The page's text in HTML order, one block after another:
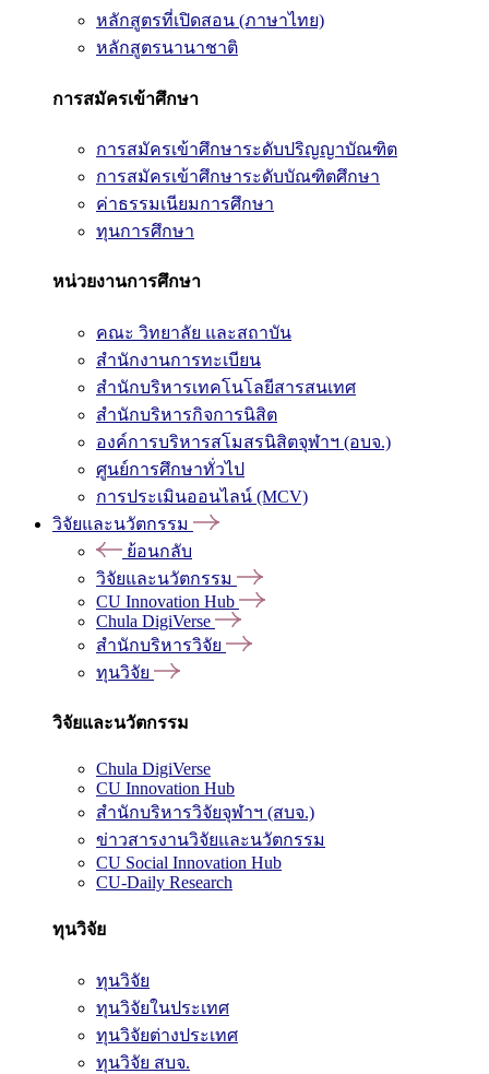
หลักสูตรที่เปิดสอน (ภาษาไทย)
หลักสูตรนานาชาติ
การสมัครเข้าศึกษา
การสมัครเข้าศึกษาระดับปริญญาบัณฑิต
การสมัครเข้าศึกษาระดับบัณฑิตศึกษา
ค่าธรรมเนียมการศึกษา
ทุนการศึกษา
หน่วยงานการศึกษา
คณะ วิทยาลัย และสถาบัน
สำนักงานการทะเบียน
สำนักบริหารเทคโนโลยีสารสนเทศ
สำนักบริหารกิจการนิสิต
องค์การบริหารสโมสรนิสิตจุฬาฯ (อบจ.)
ศูนย์การศึกษาทั่วไป
การประเมินออนไลน์ (MCV)
วิจัยและนวัตกรรม
ย้อนกลับ
วิจัยและนวัตกรรม
CU Innovation Hub
Chula DigiVerse
สำนักบริหารวิจัย
ทุนวิจัย
วิจัยและนวัตกรรม
Chula DigiVerse
CU Innovation Hub
สำนักบริหารวิจัยจุฬาฯ (สบจ.)
ข่าวสารงานวิจัยและนวัตกรรม
CU Social Innovation Hub
CU-Daily Research
ทุนวิจัย
ทุนวิจัย
ทุนวิจัยในประเทศ
ทุนวิจัยต่างประเทศ
ทุนวิจัย สบจ.